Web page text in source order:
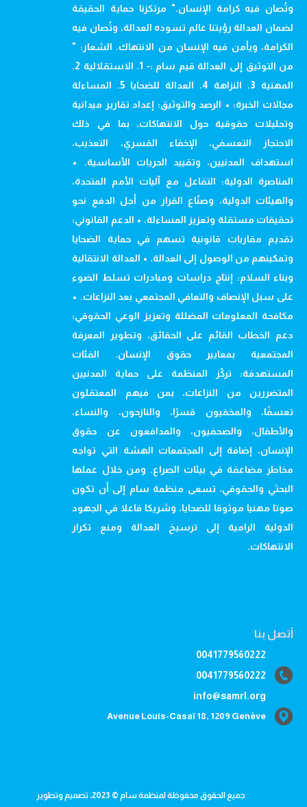
وتُصان فيه كرامة الإنسان." مرتكزنا حماية الحقيقة
لضمان العدالة رؤيتنا عالم تسوده العدالة، وتُصان فيه
الكرامة، ويأمن فيه الإنسان من الانتهاك. الشعار: "
من التوثيق إلى العدالة قيم سام :- 1. الاستقلالية 2.
المهنية 3. النزاهة 4. العدالة للضحايا 5. المساءلة
مجالات الخبرة: • الرصد والتوثيق: إعداد تقارير ميدانية
وتحليلات حقوقية حول الانتهاكات، بما في ذلك
الاحتجاز التعسفي، الإخفاء القسري، التعذيب،
استهداف المدنيين، وتقييد الحريات الأساسية. •
المناصرة الدولية: التفاعل مع آليات الأمم المتحدة،
والهيئات الدولية، وصنّاع القرار من أجل الدفع نحو
تحقيقات مستقلة وتعزيز المساءلة. • الدعم القانوني:
تقديم مقاربات قانونية تسهم في حماية الضحايا
وتمكينهم من الوصول إلى العدالة. • العدالة الانتقالية
وبناء السلام: إنتاج دراسات ومبادرات تسلط الضوء
على سبل الإنصاف والتعافي المجتمعي بعد النزاعات. •
مكافحة المعلومات المضللة وتعزيز الوعي الحقوقي:
دعم الخطاب القائم على الحقائق، وتطوير المعرفة
المجتمعية بمعايير حقوق الإنسان. الفئات
المستهدفة: تركّز المنظمة على حماية المدنيين
المتضررين من النزاعات، بمن فيهم المعتقلون
تعسفًا، والمخفيون قسرًا، والنازحون، والنساء،
والأطفال، والصحفيون، والمدافعون عن حقوق
الإنسان، إضافة إلى المجتمعات الهشة التي تواجه
مخاطر مضاعفة في بيئات الصراع. ومن خلال عملها
البحثي والحقوقي، تسعى منظمة سام إلى أن تكون
صوتا مهنيا موثوقا للضحايا، وشريكا فاعلا في الجهود
الدولية الرامية إلى ترسيخ العدالة ومنع تكرار
الانتهاكات.
أتصل بنا
0041779560222
0041779560222
info@samrl.org
Avenue Louis-Casaï 18, 1209 Genève
جميع الحقوق محفوظة لمنظمة سام © 2023، تصميم وتطوير